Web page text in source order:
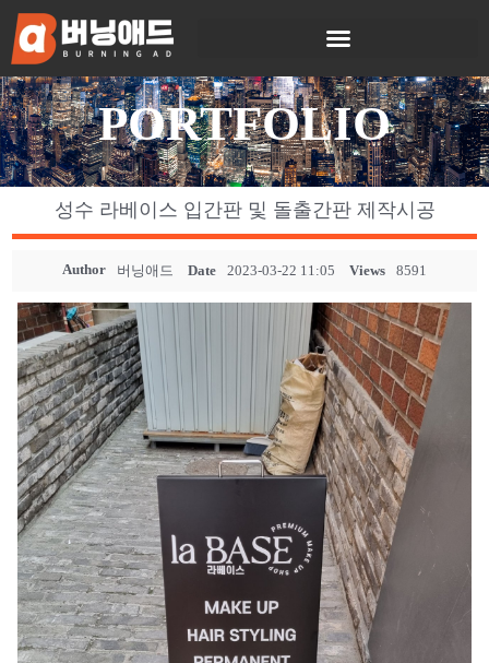
PORTFOLIO
성수 라베이스 입간판 및 돌출간판 제작시공
Author 버닝애드 Date 2023-03-22 11:05 Views 8591